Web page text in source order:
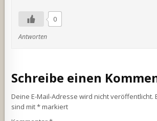
0
Antworten
Schreibe einen
Deine E-Mail-Adresse wird nicht veröffentlicht.
sind mit*markiert